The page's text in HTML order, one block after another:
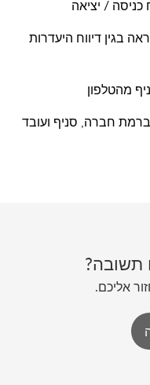
/ יציאה
בגין דיווח היעדרות
מהטלפון
ברמת חברה, סניף ועובד
תשובה?
אליכם.